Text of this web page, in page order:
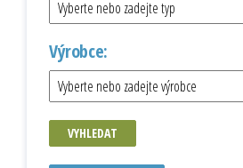
Výrobce:
VYHLEDAT